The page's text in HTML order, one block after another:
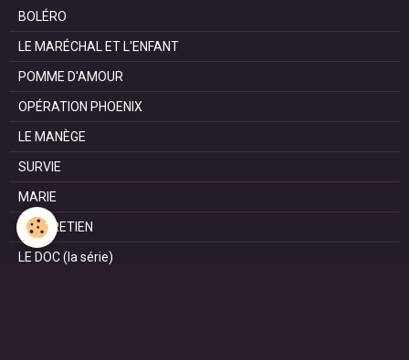
BOLÉRO
LE MARÉCHAL ET L'ENFANT
POMME D'AMOUR
OPÉRATION PHOENIX
LE MANÈGE
SURVIE
MARIE
L'ENTRETIEN
LE DOC (la série)